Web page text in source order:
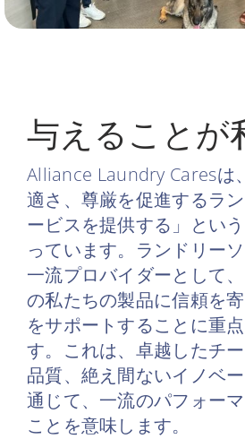
与えることが
Alliance Laundry Caresは
適さ、尊厳を促進するラ
ービスを提供する」とい
っています。ランドリー
一流プロバイダーとして
の私たちの製品に信頼を
をサポートすることに重
す。これは、卓越したチ
品質、絶え間ないイノベ
通じて、一流のパフォー
ことを意味します。